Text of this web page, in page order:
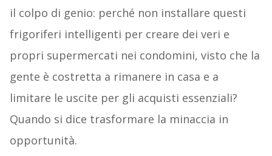
il colpo di genio: perché non installare questi
frigoriferi intelligenti per creare dei veri e
propri supermercati nei condomini, visto che la
gente è costretta a rimanere in casa e a
limitare le uscite per gli acquisti essenziali?
Quando si dice trasformare la minaccia in
opportunità.